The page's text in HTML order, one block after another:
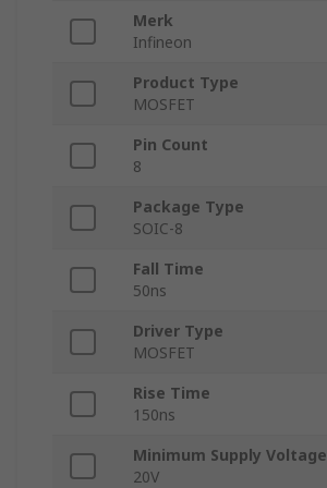
Merk
Infineon
Product Type
MOSFET
Pin Count
8
Package Type
SOIC-8
Fall Time
50ns
Driver Type
MOSFET
Rise Time
150ns
Minimum Supply Voltage
20V